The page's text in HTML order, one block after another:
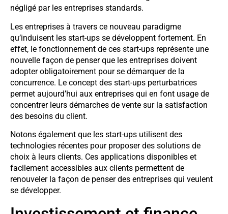
négligé par les entreprises standards.
Les entreprises à travers ce nouveau paradigme
qu’induisent les start-ups se développent fortement. En
effet, le fonctionnement de ces start-ups représente une
nouvelle façon de penser que les entreprises doivent
adopter obligatoirement pour se démarquer de la
concurrence. Le concept des start-ups perturbatrices
permet aujourd’hui aux entreprises qui en font usage de
concentrer leurs démarches de vente sur la satisfaction
des besoins du client.
Notons également que les start-ups utilisent des
technologies récentes pour proposer des solutions de
choix à leurs clients. Ces applications disponibles et
facilement accessibles aux clients permettent de
renouveler la façon de penser des entreprises qui veulent
se développer.